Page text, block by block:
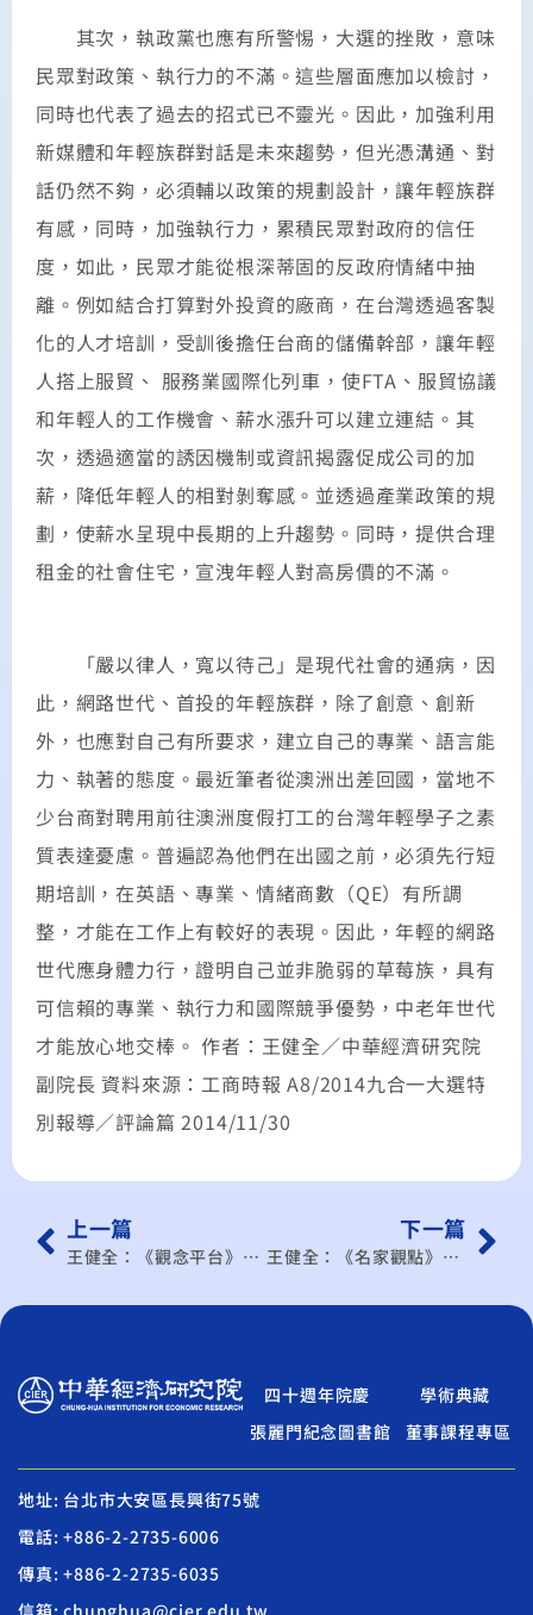
其次，執政黨也應有所警惕，大選的挫敗，意味
民眾對政策、執行力的不滿。這些層面應加以檢討，
同時也代表了過去的招式已不靈光。因此，加強利用
新媒體和年輕族群對話是未來趨勢，但光憑溝通、對
話仍然不夠，必須輔以政策的規劃設計，讓年輕族群
有感，同時，加強執行力，累積民眾對政府的信任
度，如此，民眾才能從根深蒂固的反政府情緒中抽
離。例如結合打算對外投資的廠商，在台灣透過客製
化的人才培訓，受訓後擔任台商的儲備幹部，讓年輕
人搭上服貿、 服務業國際化列車，使FTA、服貿協議
和年輕人的工作機會、薪水漲升可以建立連結。其
次，透過適當的誘因機制或資訊揭露促成公司的加
薪，降低年輕人的相對剝奪感。並透過產業政策的規
劃，使薪水呈現中長期的上升趨勢。同時，提供合理
租金的社會住宅，宣洩年輕人對高房價的不滿。
「嚴以律人，寬以待己」是現代社會的通病，因
此，網路世代、首投的年輕族群，除了創意、創新
外，也應對自己有所要求，建立自己的專業、語言能
力、執著的態度。最近筆者從澳洲出差回國，當地不
少台商對聘用前往澳洲度假打工的台灣年輕學子之素
質表達憂慮。普遍認為他們在出國之前，必須先行短
期培訓，在英語、專業、情緒商數（QE）有所調
整，才能在工作上有較好的表現。因此，年輕的網路
世代應身體力行，證明自己並非脆弱的草莓族，具有
可信賴的專業、執行力和國際競爭優勢，中老年世代
才能放心地交棒。 作者：王健全／中華經濟研究院
副院長 資料來源：工商時報 A8/2014九合一大選特
別報導／評論篇 2014/11/30
上一篇
王健全：《觀念平台》令人又愛又氣的年輕世代
下一篇
王健全：《名家觀點》機器人雲端運算醫療 產業新亮點
四十週年院慶
學術典藏
張麗門紀念圖書館
董事課程專區
地址: 台北市大安區長興街75號
電話: +886-2-2735-6006
傳真: +886-2-2735-6035